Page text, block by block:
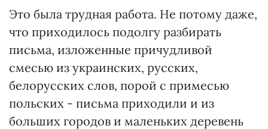
Это была трудная работа. Не потому даже,
что приходилось подолгу разбирать
письма, изложенные причудливой
смесью из украинских, русских,
белорусских слов, порой с примесью
польских - письма приходили и из
больших городов и маленьких деревень